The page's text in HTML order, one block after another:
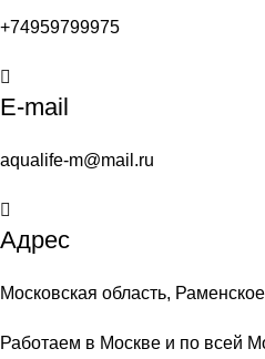
+74959799975
E-mail
aqualife-m@mail.ru
Адрес
Московская область,
Работаем в Москве и по всей